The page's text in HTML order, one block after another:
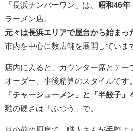
「長浜ナンバーワン」は、 昭和46年
ラーメン店。
元々は長浜エリアで屋台から始まっ
市内を中心に数店舗を展開していま
店内に入ると、カウンター席とテー
オーダー、事後精算のスタイルです。
「チャーシューメン」と「半餃子」
麺の硬さは「ふつう」で。
目の前の厨房で、職人さんが手際よ